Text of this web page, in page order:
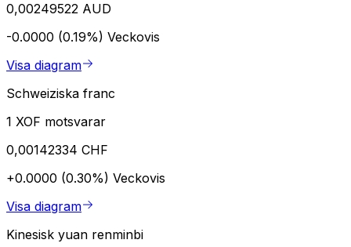
0,00249522 AUD
-0.0000 (0.19%) Veckovis
Visa diagram
Schweiziska franc
1 XOF motsvarar
0,00142334 CHF
+0.0000 (0.30%) Veckovis
Visa diagram
Kinesisk yuan renminbi